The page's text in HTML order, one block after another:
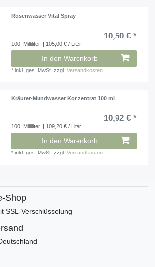
Rosenwasser Vital Spray
10,50 € *
100 Milliliter | 105,00 € / Liter
In den Warenkorb
*inkl. ges. MwSt. zzgl.Versandkosten
Kräuter-Mundwasser Konzentrat 100 ml
10,92 € *
100 Milliliter | 109,20 € / Liter
In den Warenkorb
*inkl. ges. MwSt. zzgl.Versandkosten
Shop
SSL-Verschlüsselung